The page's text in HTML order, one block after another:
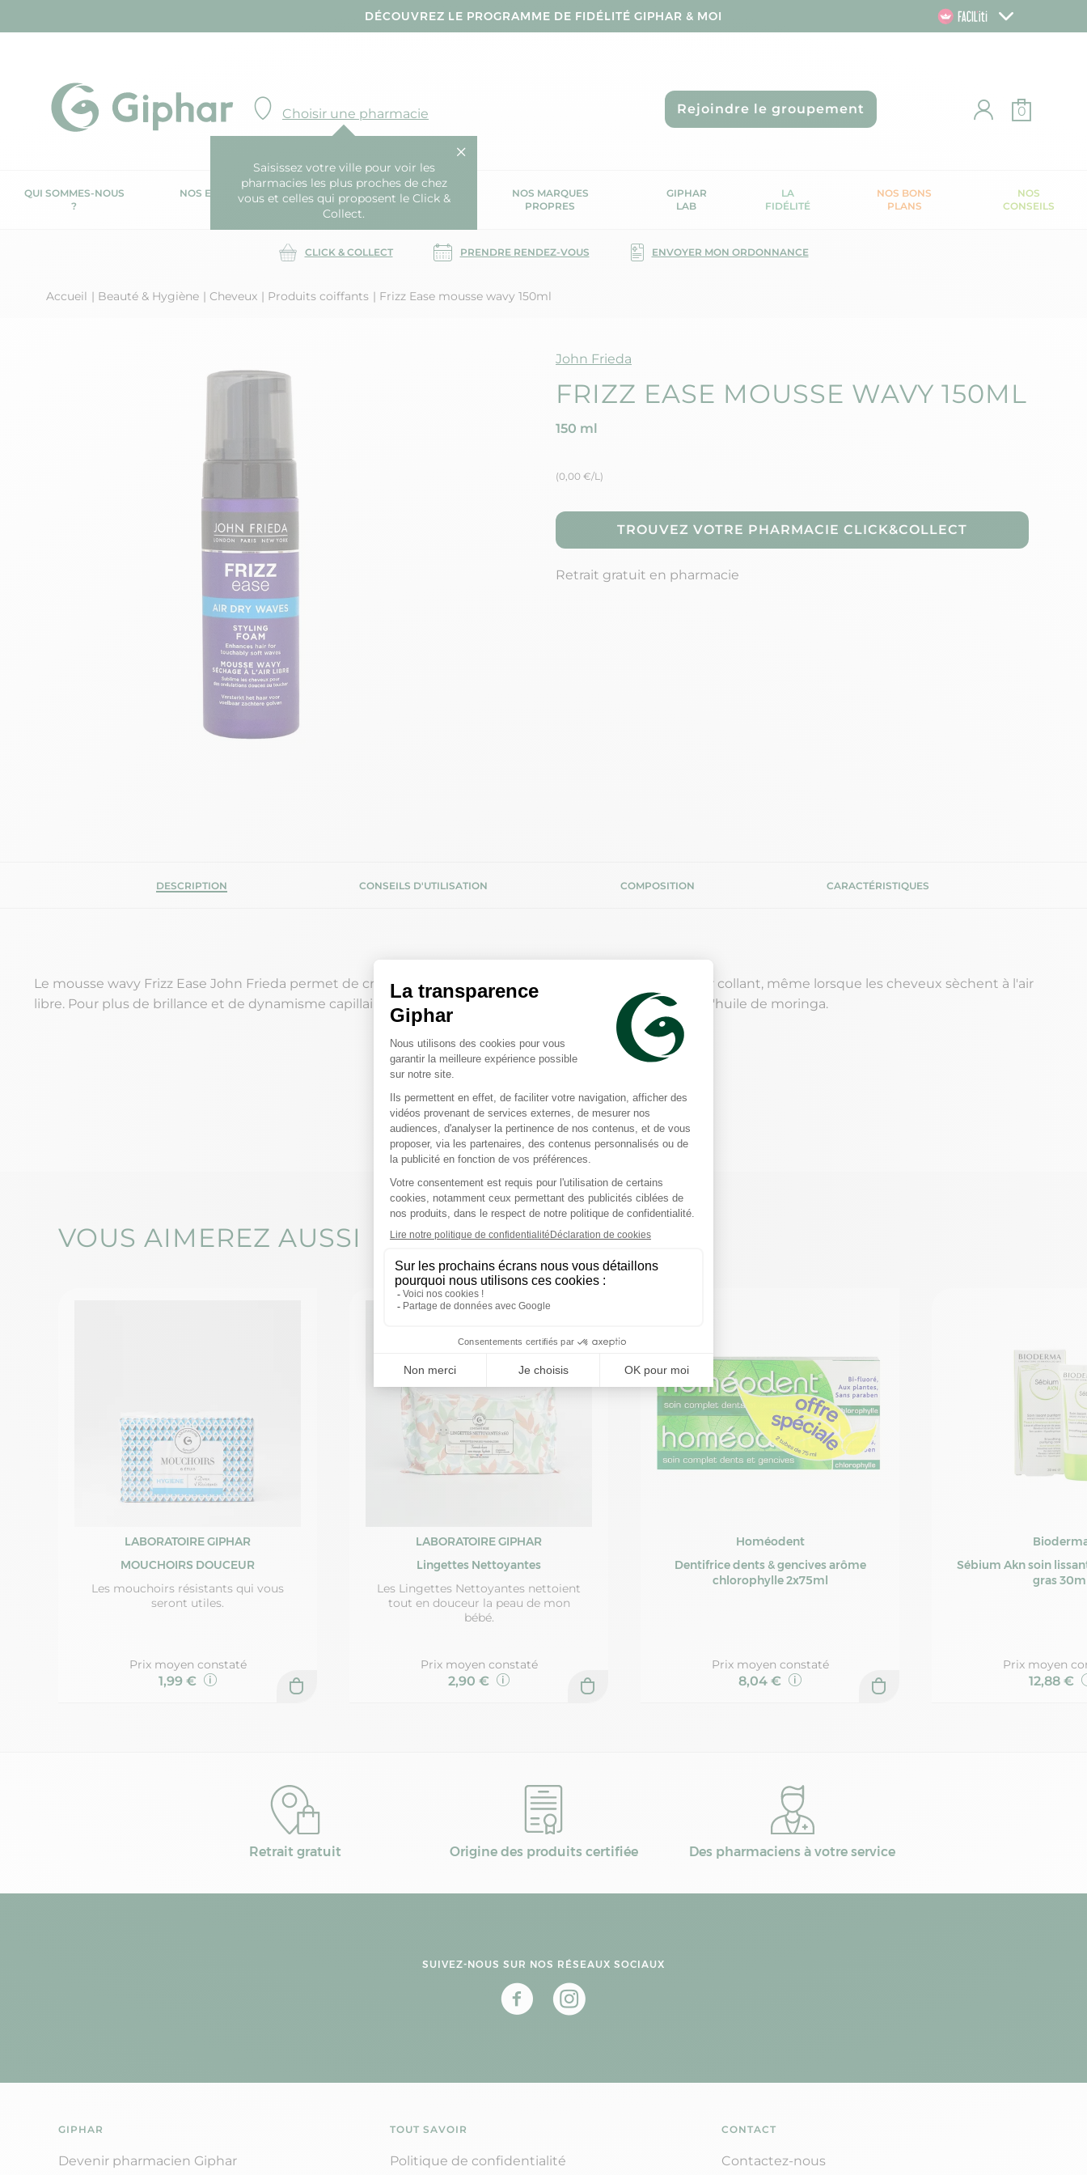
DÉCOUVREZ LE PROGRAMME DE FIDÉLITÉ GIPHAR & MOI
Choisir une pharmacie
Saisissez votre ville pour voir les
pharmacies les plus proches de chez
vous et celles qui proposent le Click &
Collect.
Rejoindre le groupement 0
QUI SOMMES-NOUS
?
NOS ENGAGEMENTS
RSE
NOS SERVICES
SANTÉ
NOS MARQUES
PROPRES
GIPHAR
LAB
LA
FIDÉLITÉ
NOS BONS
PLANS
NOS
CONSEILS
CLICK & COLLECT PRENDRE RENDEZ-VOUS ENVOYER MON ORDONNANCE
Accueil Beauté & Hygiène Cheveux Produits coiffants Frizz Ease mousse wavy 150ml
Marque
John Frieda
FRIZZ EASE MOUSSE WAVY 150ML
150 ml
(0,00 €/L)
TROUVEZ VOTRE PHARMACIE CLICK&COLLECT
Retrait gratuit en pharmacie
DESCRIPTION CONSEILS D'UTILISATION COMPOSITION CARACTÉRISTIQUES
Le mousse wavy Frizz Ease John Frieda permet de créer des ondulations souples et douces, sans toucher collant, même lorsque les cheveux sèchent à l'air
libre. Pour plus de brillance et de dynamisme capillaire, cette mousse légère et non collante contient de l'huile de moringa.
VOUS AIMEREZ AUSSI
LABORATOIRE GIPHAR
MOUCHOIRS DOUCEUR
Les mouchoirs résistants qui vous
seront utiles.
Prix moyen constaté
1,99 €
LABORATOIRE GIPHAR
Lingettes Nettoyantes
Les Lingettes Nettoyantes nettoient
tout en douceur la peau de mon
bébé.
Prix moyen constaté
2,90 €
Homéodent
Dentifrice dents & gencives arôme
chlorophylle 2x75ml
Prix moyen constaté
8,04 €
Sébium Akn soin lissant
gras
Prix moyen
12,88 €
Retrait gratuit Origine des produits certifiée Des pharmaciens à votre service
SUIVEZ-NOUS SUR NOS RÉSEAUX SOCIAUX
GIPHAR
Devenir pharmacien Giphar
TOUT SAVOIR
Politique de confidentialité
CONTACT
Contactez-nous